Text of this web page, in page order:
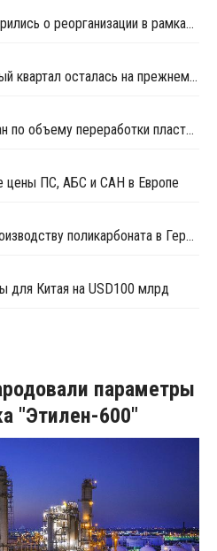
Trinseo и кредиторы договорились о реорганизации в рамках Главы 11 закона о банкротстве
Прибыль Trinseo за четвертый квартал осталась на прежнем уровне
Россия вошла в топ-10 стран по объему переработки пластмасс за 2024 год
цены ПС, АБС и САН в Европе
Trinseo закроет завод по производству поликарбоната в Германии
для Китая на USD100 млрд
параметры
"Этилен-600"